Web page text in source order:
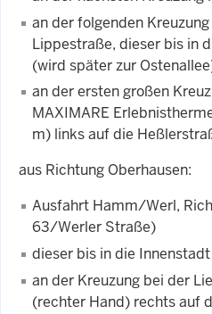
an der folgenden
Lippestraße, dieser bis in
(wird später zur
an der ersten großen
MAXIMARE
m) links auf die
aus Richtung Oberhausen:
Ausfahrt Hamm/Werl,
63/Werler Straße)
dieser bis in die
an der Kreuzung bei der
(rechter Hand) rechts auf